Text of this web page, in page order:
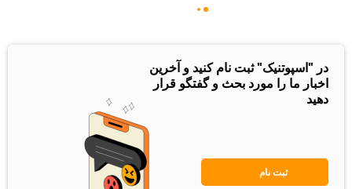
در "اسپوتنیک" ثبت نام کنید و آخرین
اخبار ما را مورد بحث و گفتگو قرار
دهید
ثبت نام